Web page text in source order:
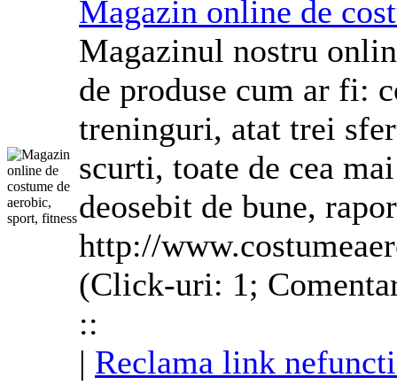
Magazin online de
Magazinul nostru
de produse cum ar fi:
treninguri, atat trei
scurti, toate de cea
deosebit de bune,
http://
(Click-uri: 1;
::
| Reclama link